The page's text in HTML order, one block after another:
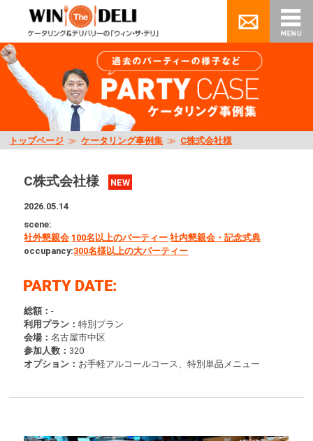
トップページ ≫ケータリング事例集 ≫ C株式会社様
C株式会社様 NEW
2026.05.14
scene:
社外懇親会 100名以上のパーティー 社内懇親会・記念式典
occupancy:300名様以上の大パーティー
総額：-
利用プラン：特別プラン
会場：名古屋市中区
参加人数： 320
オプション： お手軽アルコールコース、特別単品メニュー